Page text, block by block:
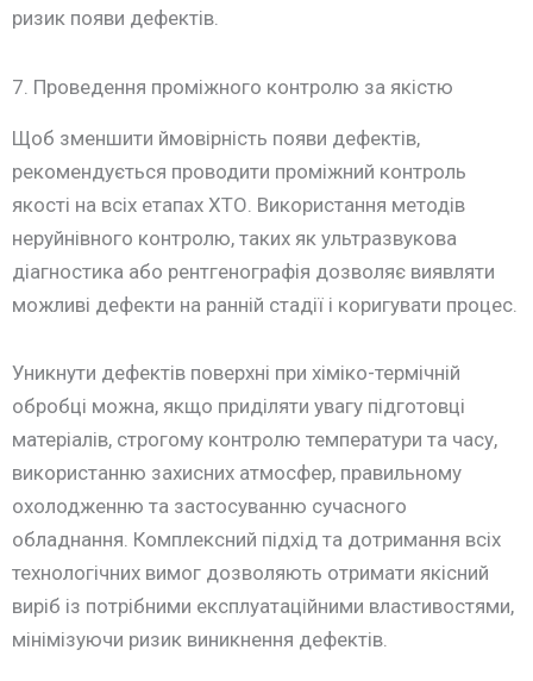
ризик появи дефектів.
7. Проведення проміжного контролю за якістю
Щоб зменшити ймовірність появи дефектів,
рекомендується проводити проміжний контроль
якості на всіх етапах ХТО. Використання методів
неруйнівного контролю, таких як ультразвукова
діагностика або рентгенографія дозволяє виявляти
можливі дефекти на ранній стадії і коригувати процес.
Уникнути дефектів поверхні при хіміко-термічній
обробці можна, якщо приділяти увагу підготовці
матеріалів, строгому контролю температури та часу,
використанню захисних атмосфер, правильному
охолодженню та застосуванню сучасного
обладнання. Комплексний підхід та дотримання всіх
технологічних вимог дозволяють отримати якісний
виріб із потрібними експлуатаційними властивостями,
мінімізуючи ризик виникнення дефектів.